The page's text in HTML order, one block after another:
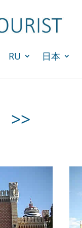
RU 日本
>>